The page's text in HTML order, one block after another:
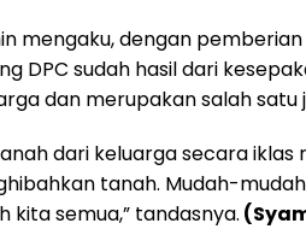
mengaku, dengan
DPC sudah hasil dari
dan merupakan salah satu
dari keluarga secara iklas
tanah. Mudah-
kita semua,” tandasnya.